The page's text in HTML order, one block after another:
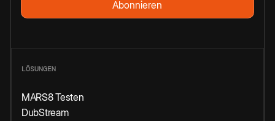
LÖSUNGEN
MARS8 Testen
DubStream